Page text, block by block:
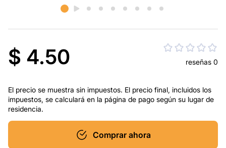
$ 4.50 reseñas 0
El precio se muestra sin impuestos. El precio final, incluidos los
impuestos, se calculará en la página de pago según su lugar de
residencia.
Comprar ahora